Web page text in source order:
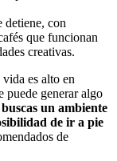
detiene, con
que funcionan
creativas.
es alto en
puede generar algo
un ambiente
de ir a pie
de